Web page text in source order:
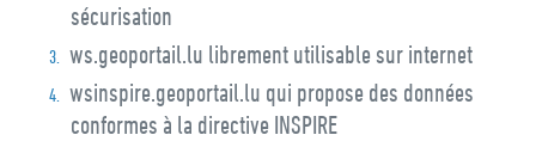
sécurisation
ws.geoportail.lu librement utilisable sur internet
wsinspire.geoportail.lu qui propose des données
conformes à la directive INSPIRE